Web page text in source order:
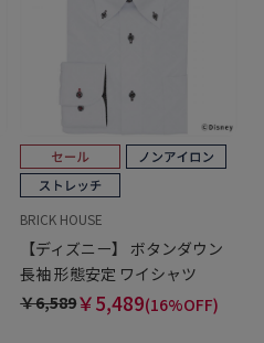
BRICK HOUSE
【ディズニー】 ボタンダウン
長袖 形態安定 ワイシャツ
￥6,589￥5,489(16%OFF)